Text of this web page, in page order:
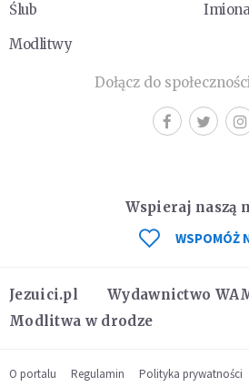
Ślub
Modlitwy
Dołącz do
Jezuici.pl Wydawnictwo
Modlitwa w drodze
Wspieraj naszą
WSPOMÓŻ
O portalu Regulamin Polityka prywatności